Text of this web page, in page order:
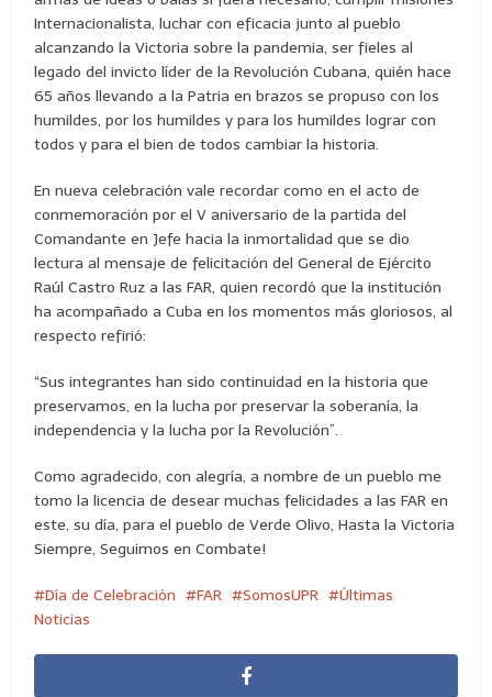
Internacionalista, luchar con eficacia junto al pueblo
alcanzando la Victoria sobre la pandemia, ser fieles al
legado del invicto líder de la Revolución Cubana, quién hace
65 años llevando a la Patria en brazos se propuso con los
humildes, por los humildes y para los humildes lograr con
todos y para el bien de todos cambiar la historia.
En nueva celebración vale recordar como en el acto de
conmemoración por el V aniversario de la partida del
Comandante en Jefe hacia la inmortalidad que se dio
lectura al mensaje de felicitación del General de Ejército
Raúl Castro Ruz a las FAR, quien recordó que la institución
ha acompañado a Cuba en los momentos más gloriosos, al
respecto refirió:
“Sus integrantes han sido continuidad en la historia que
preservamos, en la lucha por preservar la soberanía, la
independencia y la lucha por la Revolución”.
Como agradecido, con alegría, a nombre de un pueblo me
tomo la licencia de desear muchas felicidades a las FAR en
este, su día, para el pueblo de Verde Olivo, Hasta la Victoria
Siempre, Seguimos en Combate!
Día de Celebración FAR SomosUPR
Últimas
Noticias